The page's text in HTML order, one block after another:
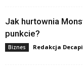
Jak hurtownia
punkcie?
Biznes Redakcja